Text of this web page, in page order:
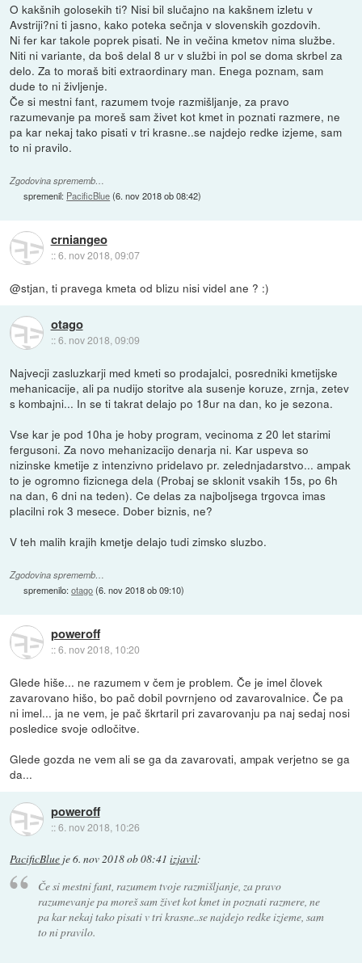
O kakšnih golosekih ti? Nisi bil slučajno na kakšnem izletu v
Avstriji?ni ti jasno, kako poteka sečnja v slovenskih gozdovih.
Ni fer kar takole poprek pisati. Ne in večina kmetov nima službe.
Niti ni variante, da boš delal 8 ur v službi in pol se doma skrbel za
delo. Za to moraš biti extraordinary man. Enega poznam, sam
dude to ni življenje.
Če si mestni fant, razumem tvoje razmišljanje, za pravo
razumevanje pa moreš sam živet kot kmet in poznati razmere, ne
pa kar nekaj tako pisati v tri krasne..se najdejo redke izjeme, sam
to ni pravilo.
Zgodovina sprememb…
spremenil: PacificBlue(6. nov 2018 ob 08:42)
crniangeo
::6. nov 2018, 09:07
@stjan, ti pravega kmeta od blizu nisi videl ane ? :)
otago
::6. nov 2018, 09:09
Najvecji zasluzkarji med kmeti so prodajalci, posredniki kmetijske
mehanicacije, ali pa nudijo storitve ala susenje koruze, zrnja, zetev
s kombajni... In se ti takrat delajo po 18ur na dan, ko je sezona.
Vse kar je pod 10ha je hoby program, vecinoma z 20 let starimi
fergusoni. Za novo mehanizacijo denarja ni. Kar uspeva so
nizinske kmetije z intenzivno pridelavo pr. zelednjadarstvo... ampak
to je ogromno fizicnega dela (Probaj se sklonit vsakih 15s, po 6h
na dan, 6 dni na teden). Ce delas za najboljsega trgovca imas
placilni rok 3 mesece. Dober biznis, ne?
V teh malih krajih kmetje delajo tudi zimsko sluzbo.
Zgodovina sprememb…
spremenilo:otago(6. nov 2018 ob 09:10)
poweroff
::6. nov 2018, 10:20
Glede hiše... ne razumem v čem je problem. Če je imel človek
zavarovano hišo, bo pač dobil povrnjeno od zavarovalnice. Če pa
ni imel... ja ne vem, je pač škrtaril pri zavarovanju pa naj sedaj nosi
posledice svoje odločitve.
Glede gozda ne vem ali se ga da zavarovati, ampak verjetno se ga
da...
poweroff
::6. nov 2018, 10:26
PacificBlue je6. nov 2018 ob 08:41 izjavil:
Če si mestni fant, razumem tvoje razmišljanje, za pravo
razumevanje pa moreš sam živet kot kmet in poznati razmere, ne
pa kar nekaj tako pisati v tri krasne..se najdejo redke izjeme, sam
to ni pravilo.